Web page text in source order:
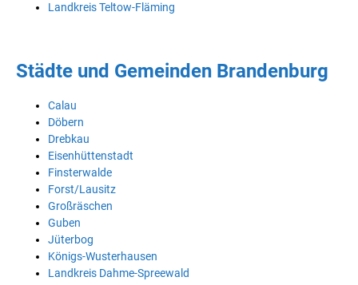
Landkreis Teltow-Fläming
Städte und Gemeinden Brandenburg
Calau
Döbern
Drebkau
Eisenhüttenstadt
Finsterwalde
Forst/Lausitz
Großräschen
Guben
Jüterbog
Königs-Wusterhausen
Landkreis Dahme-Spreewald